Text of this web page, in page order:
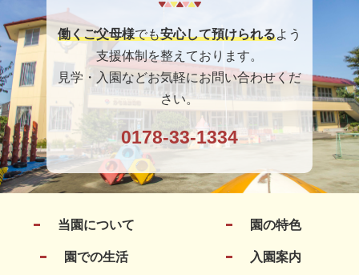
働くご父母様でも安心して預けられるよう
支援体制を整えております。
見学・入園などお気軽にお問い合わせくだ
さい。
0178-33-1334
当園について 園の特色
園での生活 入園案内